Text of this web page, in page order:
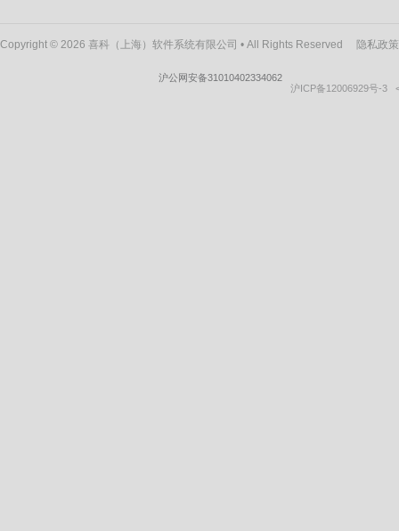
Copyright © 2026 喜科（上海）软件系统有限公司 • All Rights Reserved 隐私政策
沪ICP备12006929号-3
沪公网安备31010402334062